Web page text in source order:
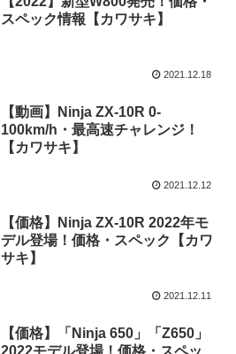
スペック情報【カワサキ】
2021.12.18
【動画】Ninja ZX-10R 0-
100km/h・最高速チャレンジ！
【カワサキ】
2021.12.12
【価格】Ninja ZX-10R 2022年モ
デル登場！価格・スペック【カワ
サキ】
2021.12.11
【価格】「Ninja 650」「Z650」